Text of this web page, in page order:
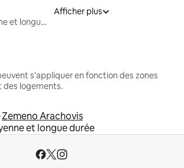
Locations moyenne et longue durée
Afficher plus
s'appliquer en fonction des zones
des logements.
Zemeno Arachovis
et longue durée